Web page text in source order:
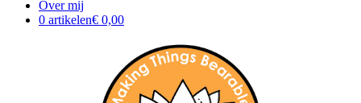
Over mij
0 artikelen€ 0,00